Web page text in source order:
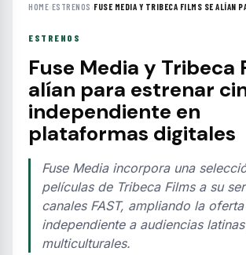
HOME›ESTRENOS ›FUSE MEDIA Y TRIBECA FILMS SE ALÍAN
ESTRENOS
Fuse Media y Tribeca
alían para estrenar
independiente en
plataformas digitales
Fuse Media incorpora una
películas de Tribeca Films a su
canales FAST, ampliando la
independiente a audiencias
multiculturales.